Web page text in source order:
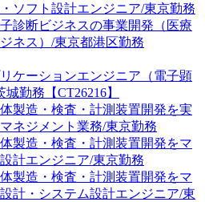
ソフト設計エンジニア/東京勤務
診断ビジネスの事業開発（医療
ネス）/東京都港区勤務
ケーションエンジニア（電子顕
勤務【CT26216】
製造・検査・計測装置開発を実
ネジメント業務/東京勤務
製造・検査・計測装置開発をマ
計エンジニア/東京勤務
製造・検査・計測装置開発をマ
計・システム設計エンジニア/東